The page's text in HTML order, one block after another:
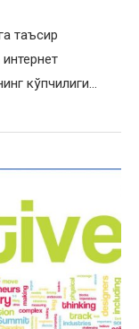
таъсир
кўпчилиги…